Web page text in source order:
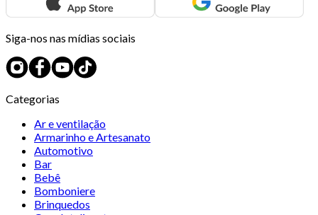
Siga-nos nas mídias sociais
Categorias
Ar e ventilação
Armarinho e Artesanato
Automotivo
Bar
Bebê
Bomboniere
Brinquedos